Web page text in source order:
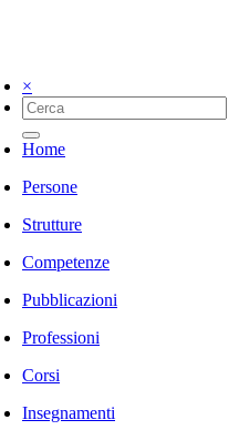
×
Home
Persone
Strutture
Competenze
Pubblicazioni
Professioni
Corsi
Insegnamenti